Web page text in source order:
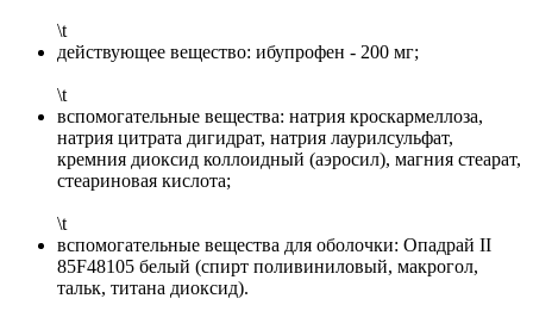
\t
действующее вещество: ибупрофен - 200 мг;
\t
вспомогательные вещества: натрия кроскармеллоза,
натрия цитрата дигидрат, натрия лаурилсульфат,
кремния диоксид коллоидный (аэросил), магния стеарат,
стеариновая кислота;
\t
вспомогательные вещества для оболочки: Опадрай II
85F48105 белый (спирт поливиниловый, макрогол,
тальк, титана диоксид).